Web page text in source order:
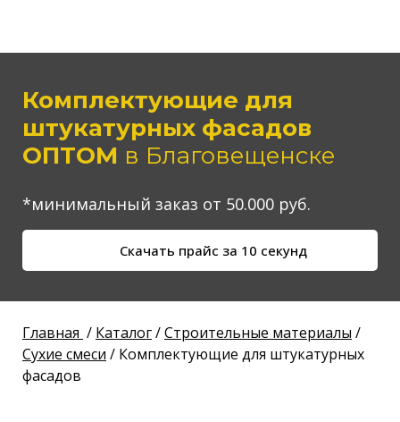
Комплектующие для
штукатурных фасадов
ОПТОМ в Благовещенске
*минимальный заказ от 50.000 руб.
Скачать прайс за 10 секунд
Главная / Каталог/Строительные материалы /
Сухие смеси / Комплектующие для штукатурных
фасадов